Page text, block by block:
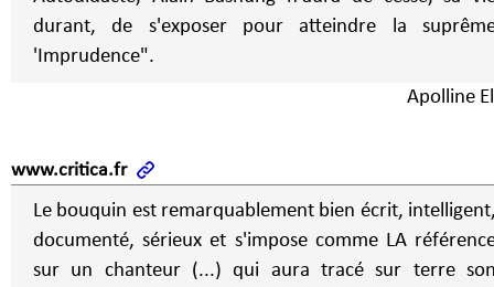
durant, de s'exposer pour atteindre la
'Imprudence".
Apolline
www.critica.fr
Le bouquin est remarquablement bien écrit,
documenté, sérieux et s'impose comme LA
sur un chanteur (...) qui aura tracé sur terre